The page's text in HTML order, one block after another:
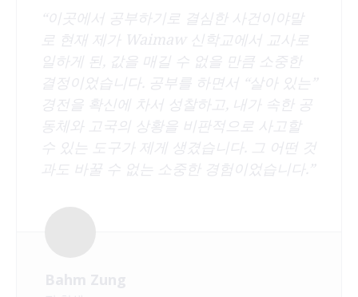
“이곳에서 공부하기로 결심한 사건이야말
로 현재 제가 Waimaw 신학교에서 교사로
일하게 된, 값을 매길 수 없을 만큼 소중한
결정이었습니다. 공부를 하면서 “살아 있는”
경전을 확신에 차서 성찰하고, 내가 속한 공
동체와 고국의 상황을 비판적으로 사고할
수 있는 도구가 제게 생겼습니다. 그 어떤 것
과도 바꿀 수 없는 소중한 경험이었습니다.”